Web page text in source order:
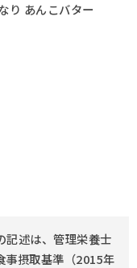
り あんこバター
記述は、管理栄養士
事摂取基準（2015年